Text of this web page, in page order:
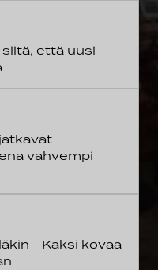
että uusi
vahvempi
- Kaksi kovaa